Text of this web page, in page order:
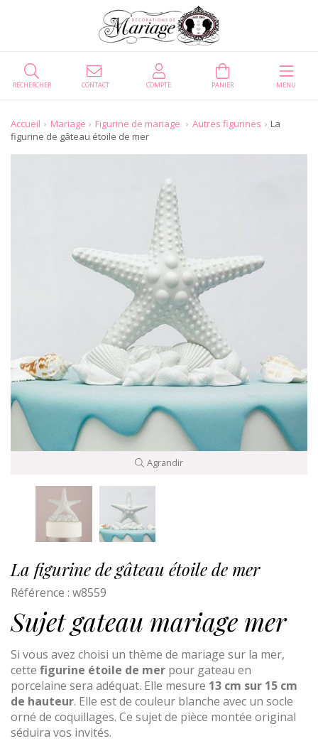
CONTACT
RECHERCHER COMPTE PANIER MENU
Accueil Mariage Figurine de mariage Autres figurines
La
figurine de gâteau étoile de mer
Agrandir
La figurine de gâteau étoile de mer
Référence : w8559
Sujet gateau mariage mer
Si vous avez choisi un thème de mariage sur la mer,
cette figurine étoile de mer pour gateau en
porcelaine sera adéquat. Elle mesure 13 cm sur 15 cm
de hauteur. Elle est de couleur blanche avec un socle
orné de coquillages. Ce sujet de pièce montée original
séduira vos invités.